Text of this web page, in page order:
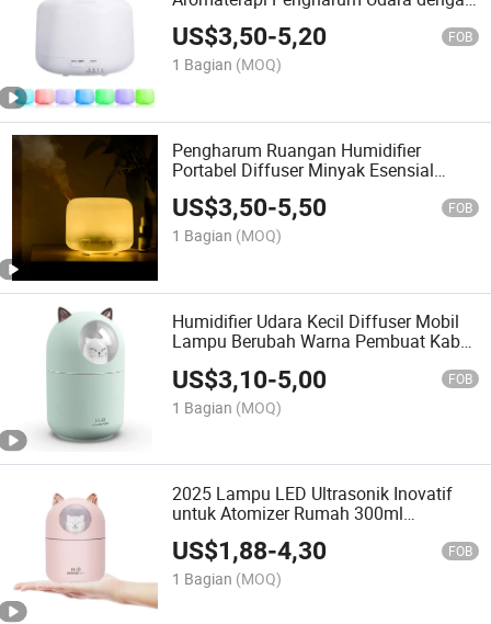
7-Color Lampu LED Diffuser
Aromaterapi Humidifier Ultrasonik
Rumah
US$3,50-5,20 FOB
1 Bagian (MOQ)
Pengharum Ruangan Humidifier
Portabel Diffuser Minyak Esensial
300ml Diffuser untuk Minyak Esensial
Humidifier Kabut Dingin
US$3,50-5,50 FOB
1 Bagian (MOQ)
Humidifier Udara Kecil Diffuser Mobil
Lampu Berubah Warna Pembuat Kabut
US$3,10-5,00 FOB
1 Bagian (MOQ)
2025 Lampu LED Ultrasonik Inovatif
untuk Atomizer Rumah 300ml
Humidifier Aroma Minyak Esensial
Kabut Dingin Mobil
US$1,88-4,30 FOB
1 Bagian (MOQ)